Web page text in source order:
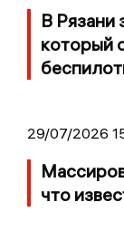
В Рязани
который
29/07/2026
что